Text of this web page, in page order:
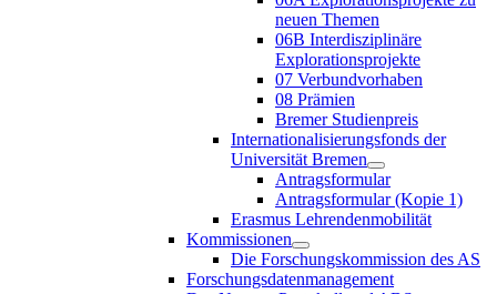
neuen Themen
06B Interdisziplinäre
Explorationsprojekte
07 Verbundvorhaben
08 Prämien
Bremer Studienpreis
Internationalisierungsfonds der
Universität Bremen
Antragsformular
Antragsformular (Kopie 1)
Erasmus Lehrendenmobilität
Kommissionen
Die Forschungskommission des AS
Forschungsdatenmanagement